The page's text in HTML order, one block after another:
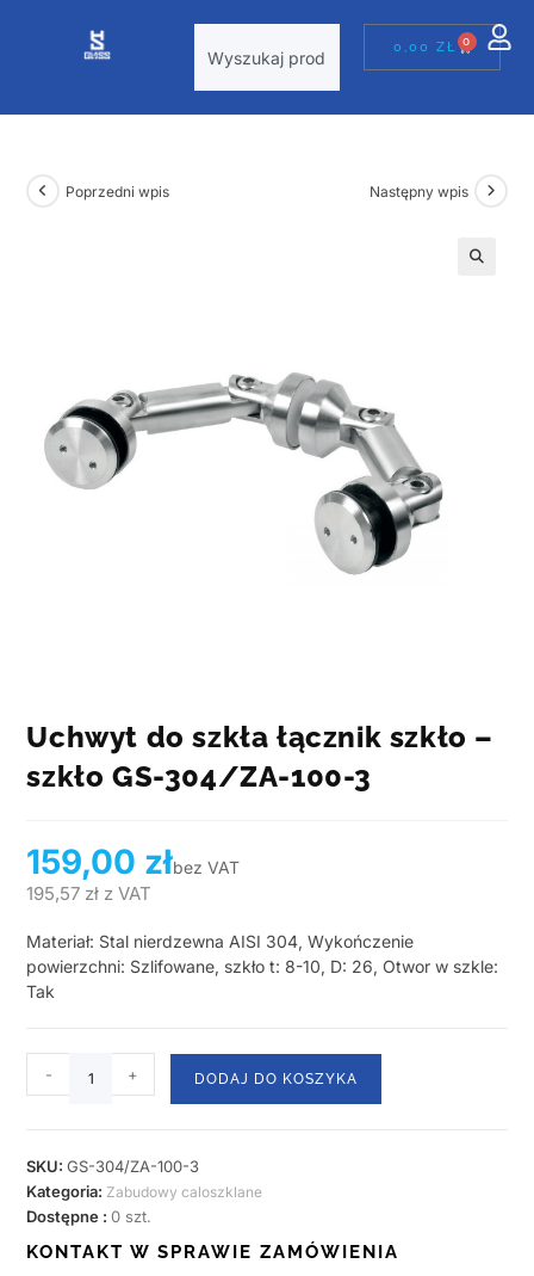
0,00ZŁ 0
Poprzedni wpis Następny wpis
Uchwyt do szkła łącznik szkło –
szkło GS-304/ZA-100-3
159,00 złbez VAT
195,57 zł z VAT
Materiał: Stal nierdzewna AISI 304, Wykończenie
powierzchni: Szlifowane, szkło t: 8-10, D: 26, Otwor w szkle:
Tak
- + DODAJ DO KOSZYKA
SKU:GS-304/ZA-100-3
Kategoria: Zabudowy caloszklane
Dostępne :0 szt.
KONTAKT W SPRAWIE ZAMÓWIENIA